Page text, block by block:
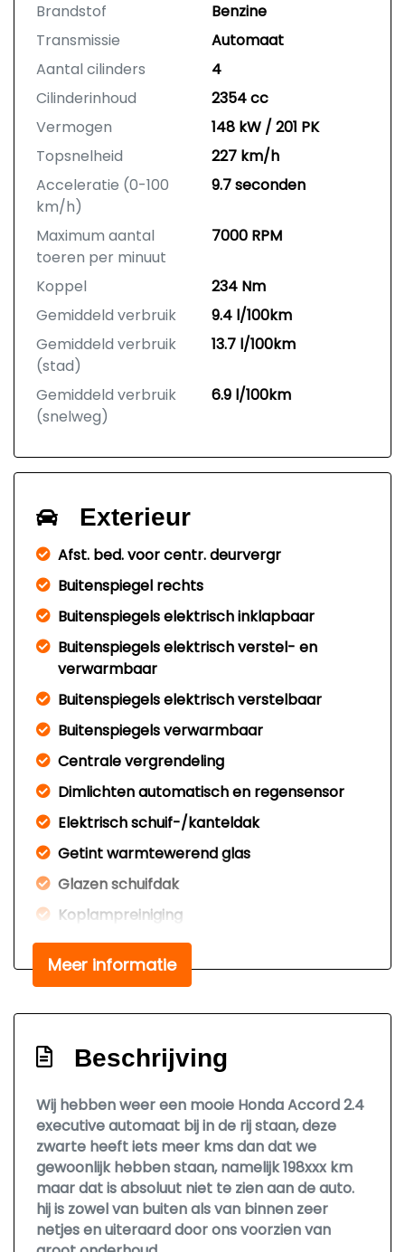
Brandstof
Benzine
Transmissie
Automaat
Aantal cilinders
4
Cilinderinhoud
2354 cc
Vermogen
148 kW / 201 PK
Topsnelheid
227 km/h
Acceleratie (0-100
km/h)
9.7 seconden
Maximum aantal
toeren per minuut
7000 RPM
Koppel
234 Nm
Gemiddeld verbruik
9.4 l/100km
Gemiddeld verbruik
(stad)
13.7 l/100km
Gemiddeld verbruik
(snelweg)
6.9 l/100km
Exterieur
Afst. bed. voor centr. deurvergr
Buitenspiegel rechts
Buitenspiegels elektrisch inklapbaar
Buitenspiegels elektrisch verstel- en
verwarmbaar
Buitenspiegels elektrisch verstelbaar
Buitenspiegels verwarmbaar
Centrale vergrendeling
Dimlichten automatisch en regensensor
Elektrisch schuif-/kanteldak
Getint warmtewerend glas
Glazen schuifdak
Koplampreiniging
Lichtmetalen velgen 17"
Mistlampen voor
Sportvelgen
Xenon koplampen
Interieur
Achterbank in delen neerklapbaar
Airco
Electronic climate control
Meer informatie
Beschrijving
Wij hebben weer een mooie Honda Accord 2.4
executive automaat bij in de rij staan, deze
zwarte heeft iets meer kms dan dat we
gewoonlijk hebben staan, namelijk 198xxx km
maar dat is absoluut niet te zien aan de auto.
hij is zowel van buiten als van binnen zeer
netjes en uiteraard door ons voorzien van